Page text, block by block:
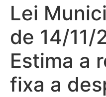
Lei
de 14/11/
Estima a
fixa a